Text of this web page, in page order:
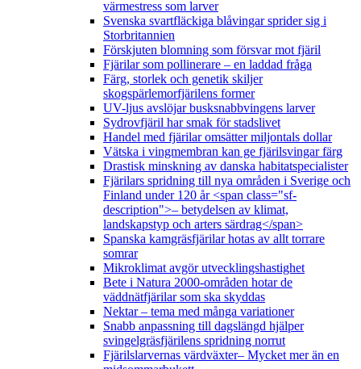
värmestress som larver
Svenska svartfläckiga blåvingar sprider sig i
Storbritannien
Förskjuten blomning som försvar mot fjäril
Fjärilar som pollinerare – en laddad fråga
Färg, storlek och genetik skiljer
skogspärlemorfjärilens former
UV-ljus avslöjar busksnabbvingens larver
Sydrovfjäril har smak för stadslivet
Handel med fjärilar omsätter miljontals dollar
Vätska i vingmembran kan ge fjärilsvingar färg
Drastisk minskning av danska habitatspecialister
Fjärilars spridning till nya områden i Sverige och
Finland under 120 år <span class="sf-
description">– betydelsen av klimat,
landskapstyp och arters särdrag</span>
Spanska kamgräsfjärilar hotas av allt torrare
somrar
Mikroklimat avgör utvecklingshastighet
Bete i Natura 2000-områden hotar de
väddnätfjärilar som ska skyddas
Nektar – tema med många variationer
Snabb anpassning till dagslängd hjälper
svingelgräsfjärilens spridning norrut
Fjärilslarvernas värdväxter– Mycket mer än en